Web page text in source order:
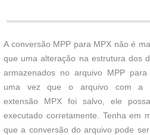
A conversão MPP para MPX não é
que uma alteração na estrutura dos
armazenados no arquivo MPP para
uma vez que o arquivo com a
extensão MPX foi salvo, ele
executado corretamente. Tenha em
que a conversão do arquivo pode